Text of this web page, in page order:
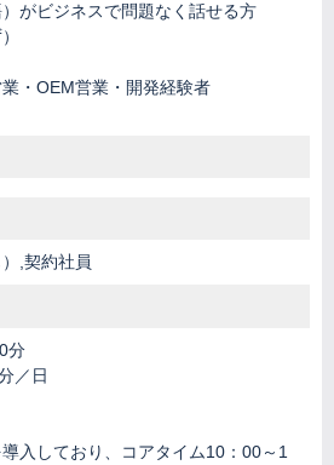
がビジネスで問題なく話せる方
・OEM営業・開発経験者
,契約社員
分
／日
入しており、コアタイム10：00～1